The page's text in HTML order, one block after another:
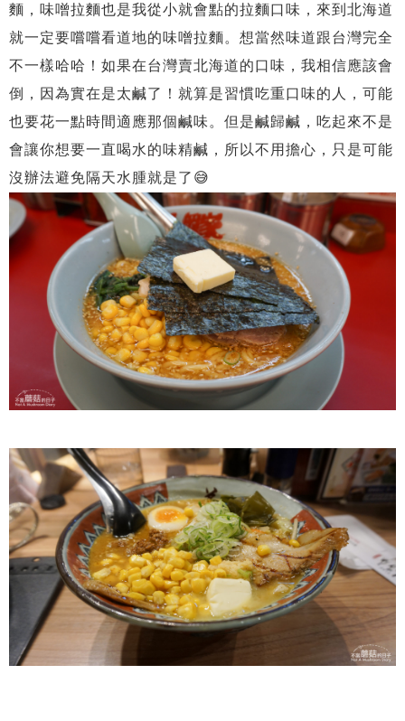
麵，味噌拉麵也是我從小就會點的拉麵口味，來到北海道
就一定要嚐嚐看道地的味噌拉麵。想當然味道跟台灣完全
不一樣哈哈！如果在台灣賣北海道的口味，我相信應該會
倒，因為實在是太鹹了！就算是習慣吃重口味的人，可能
也要花一點時間適應那個鹹味。但是鹹歸鹹，吃起來不是
會讓你想要一直喝水的味精鹹，所以不用擔心，只是可能
沒辦法避免隔天水腫就是了😅